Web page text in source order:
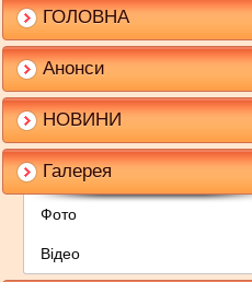
ГОЛОВНА
Анонси
НОВИНИ
Галерея
Фото
Відео